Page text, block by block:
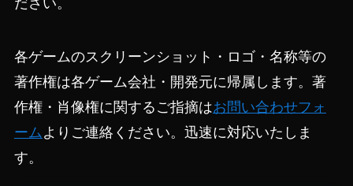
各ゲームのスクリーンショット・ロゴ・名称等の
著作権は各ゲーム会社・開発元に帰属します。著
作権・肖像権に関するご指摘はお問い合わせフォ
ーム よりご連絡ください。迅速に対応いたしま
す。